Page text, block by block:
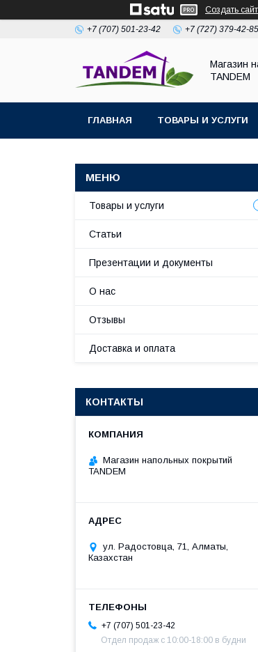
Создать сайт
+7 (707) 501-23-42 +7 (727) 379-42-85
Магазин
TANDEM
ГЛАВНАЯ ТОВАРЫ И УСЛУГИ
Товары и услуги
Статьи
Презентации и документы
О нас
Отзывы
Доставка и оплата
КОНТАКТЫ
Магазин напольных покрытий
TANDEM
ул. Радостовца, 71, Алматы,
Казахстан
+7 (707) 501-23-42
Отдел продаж c 10:00-18:00 в будни